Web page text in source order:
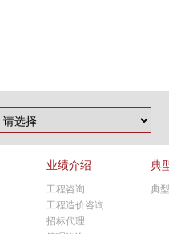
业绩介绍
工程咨询
工程造价咨询
招标代理
典
典